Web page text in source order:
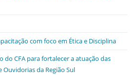
com foco em Ética e Disciplina
do CFA para fortalecer a atuação das
Ouvidorias da Região Sul